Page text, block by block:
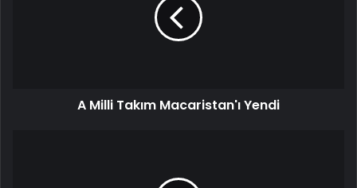
A Milli Takım Macaristan'ı Yendi